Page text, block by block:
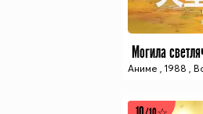
Могила
Аниме , 1988 ,